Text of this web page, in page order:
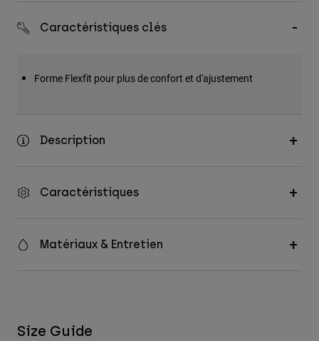
Chapeaux et Casquettes
Caractéristiques clés
Forme Flexfit pour plus de confort et d'ajustement
Description
Caractéristiques
Matériaux & Entretien
Size Guide